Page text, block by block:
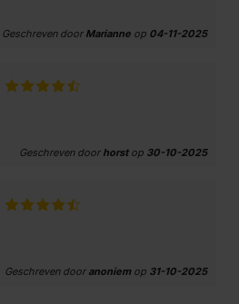
Geschreven door Marianne op 04-11-2025
Geschreven door horstop 30-10-2025
Geschreven door anoniemop 31-10-2025